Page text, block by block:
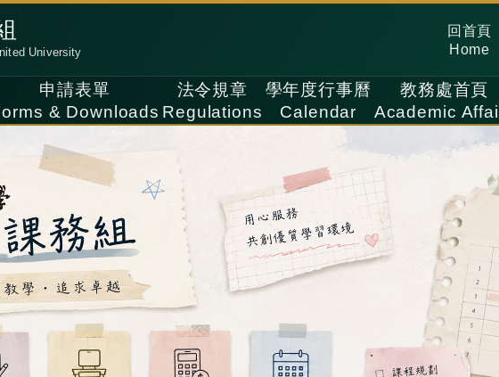
University
回首頁
Home
申請表單
& Downloads
法令規章
Regulations
學年度行事曆
Calendar
教務處首頁
Academic